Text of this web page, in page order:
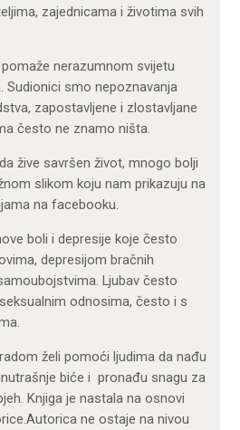
zajednicama i životima svih
pomaže nerazumnom svijetu
Sudionici smo nepoznavanja
zapostavljene i zlostavljane
često ne znamo ništa.
žive savršen život, mnogo bolji
slikom koju nam prikazuju na
na facebooku.
boli i depresije koje često
depresijom bračnih
Ljubav često
odnosima, često i s
želi pomoći ljudima da nađu
biće i pronađu snagu za
Knjiga je nastala na osnovi
ne ostaje na nivou